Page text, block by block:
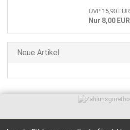
UVP 15,90 EUR
Nur 8,00 EUR
Neue Artikel